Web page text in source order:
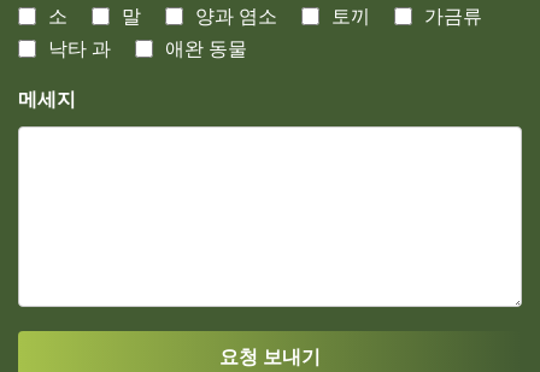
소
말 양과 염소 토끼
가금류
낙타 과
애완 동물
메세지